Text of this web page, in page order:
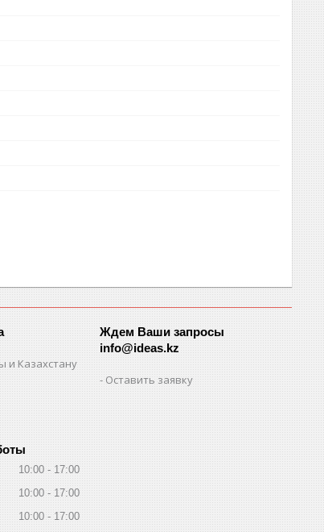
и Казахстану
Ждем Ваши запросы
info@ideas.kz
Оставить заявку
10:00
17:00
10:00
17:00
10:00
17:00